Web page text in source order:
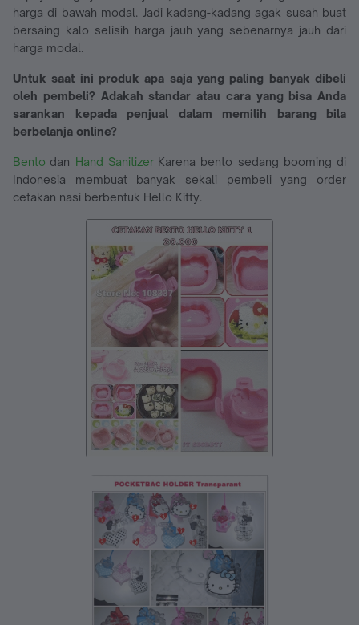
harga di bawah modal. Jadi kadang-kadang agak susah buat
bersaing kalo selisih harga jauh yang sebenarnya jauh dari
harga modal.
Untuk saat ini produk apa saja yang paling banyak dibeli
oleh pembeli? Adakah standar atau cara yang bisa Anda
sarankan kepada penjual dalam memilih barang bila
berbelanja online?
Bento dan Hand SanitizerKarena bento sedang booming di
Indonesia membuat banyak sekali pembeli yang order
cetakan nasi berbentuk Hello Kitty.